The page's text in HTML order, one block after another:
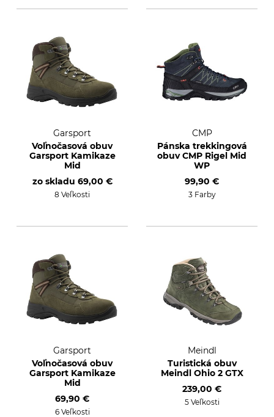
Garsport
Voľnočasová obuv
Garsport Kamikaze
Mid
zo skladu 69,00 €
8 Veľkosti
CMP
Pánska trekkingová
obuv CMP Rigel Mid
WP
99,90 €
3 Farby
Garsport
Voľnočasová obuv
Garsport Kamikaze
Mid
69,90 €
6 Veľkosti
Meindl
Turistická obuv
Meindl Ohio 2 GTX
239,00 €
5 Veľkosti